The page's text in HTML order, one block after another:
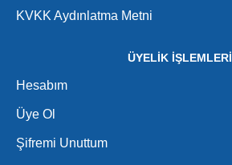
KVKK Aydınlatma Metni
ÜYELİK İŞLEMLERİ
Hesabım
Üye Ol
Şifremi Unuttum